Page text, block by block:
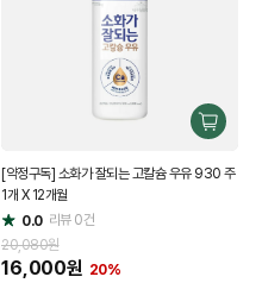
구
하
[약정구독] 소화가 잘되는 고칼슘 우유 930 주
1개 X 12개월
별
점
0.0 리뷰0건
20,080원
16,000원 20%